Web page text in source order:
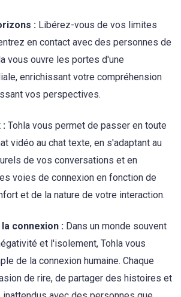
: Libérez-vous de vos limites
en contact avec des personnes de
vous ouvre les portes d'une
enrichissant votre compréhension
vos perspectives.
: Tohla vous permet de passer en toute
vidéo au chat texte, en s'adaptant au
de vos conversations et en
voies de connexion en fonction de
et de la nature de votre interaction.
connexion : Dans un monde souvent
et l'isolement, Tohla vous
de la connexion humaine. Chaque
de rire, de partager des histoires et